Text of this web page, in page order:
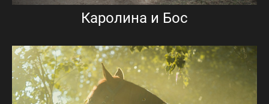
Каролина и Бос